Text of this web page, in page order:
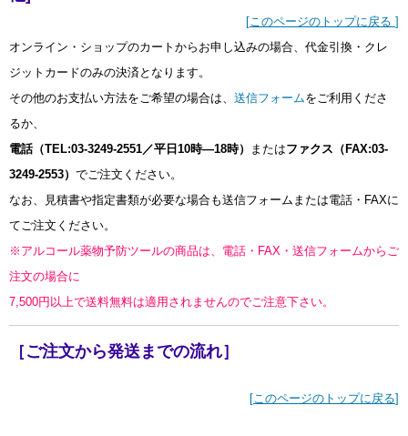
[このページのトップに戻る ]
オンライン・ショップのカートからお申し込みの場合、代金引換・クレ
ジットカードのみの決済となります。
その他のお支払い方法をご希望の場合は、 送信フォームをご利用くださ
るか、
電話（TEL:03-3249-2551／平日10時―18時）
またはファクス（FAX:03-
3249-2553） でご注文ください。
なお、見積書や指定書類が必要な場合も送信フォームまたは電話・FAXに
てご注文ください。
※アルコール薬物予防ツールの商品は、電話・FAX・送信フォームからご
注文の場合に
7,500円以上で送料無料は適用されませんのでご注意下さい。
［ご注文から発送までの流れ］
[このページのトップに戻る]